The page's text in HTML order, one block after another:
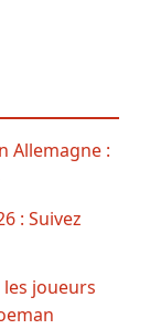
Allemagne :
: Suivez
joueurs